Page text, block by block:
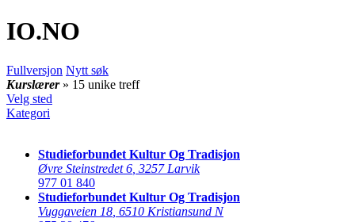
IO.NO
Fullversjon Nytt søk
Kurslærer » 15 unike treff
Velg sted
Kategori
Studieforbundet Kultur Og Tradisjon
Øvre Steinstredet 6 3257 Larvik
977 01 840
Studieforbundet Kultur Og Tradisjon
Vuggaveien 18 6510 Kristiansund N